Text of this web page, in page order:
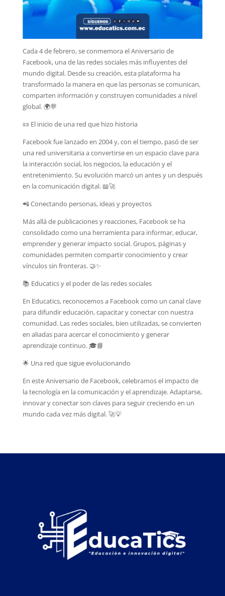
Cada 4 de febrero, se conmemora el Aniversario de
Facebook, una de las redes sociales más influyentes del
mundo digital. Desde su creación, esta plataforma ha
transformado la manera en que las personas se comunican,
comparten información y construyen comunidades a nivel
global. 🌍💬
📜 El inicio de una red que hizo historia
Facebook fue lanzado en 2004 y, con el tiempo, pasó de ser
una red universitaria a convertirse en un espacio clave para
la interacción social, los negocios, la educación y el
entretenimiento. Su evolución marcó un antes y un después
en la comunicación digital. 📖🚀
📲 Conectando personas, ideas y proyectos
Más allá de publicaciones y reacciones, Facebook se ha
consolidado como una herramienta para informar, educar,
emprender y generar impacto social. Grupos, páginas y
comunidades permiten compartir conocimiento y crear
vínculos sin fronteras. 🤝✨
📚 Educatics y el poder de las redes sociales
En Educatics, reconocemos a Facebook como un canal clave
para difundir educación, capacitar y conectar con nuestra
comunidad. Las redes sociales, bien utilizadas, se convierten
en aliadas para acercar el conocimiento y generar
aprendizaje continuo. 🎓📘
🌟 Una red que sigue evolucionando
En este Aniversario de Facebook, celebramos el impacto de
la tecnología en la comunicación y el aprendizaje. Adaptarse,
innovar y conectar son claves para seguir creciendo en un
mundo cada vez más digital. 🚀💡